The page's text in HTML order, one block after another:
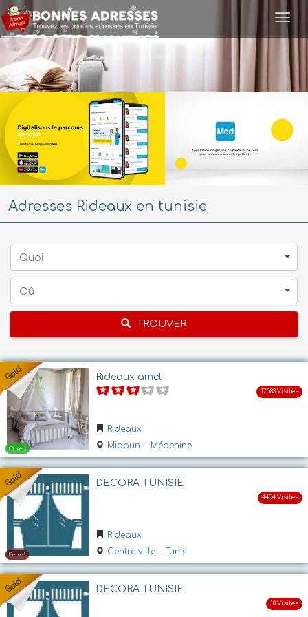
Adresses Rideaux en tunisie
Quoi
Oû
TROUVER
Rideaux amel
Rideaux
Midoun - Médenine
DECORA TUNISIE
Rideaux
Centre ville - Tunis
DECORA TUNISIE